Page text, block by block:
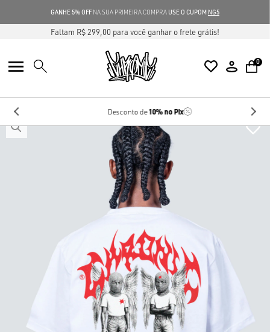
GANHE 5% OFFNA SUA PRIMEIRA COMPRA USE O CUPOM NG5
Faltam R$ 299,00 para você ganhar o frete grátis!
0
Desconto de10%no Pix